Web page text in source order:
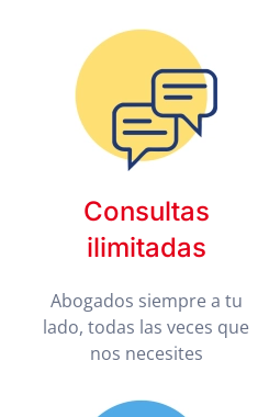
Consultas
ilimitadas
Abogados siempre a tu
lado, todas las veces que
nos necesites